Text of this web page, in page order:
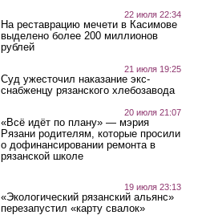
22 июля 22:34
На реставрацию мечети в Касимове
выделено более 200 миллионов
рублей
21 июля 19:25
Суд ужесточил наказание экс-
снабженцу рязанского хлебозавода
20 июля 21:07
«Всё идёт по плану» — мэрия
Рязани родителям, которые просили
о дофинансировании ремонта в
рязанской школе
19 июля 23:13
«Экологический рязанский альянс»
перезапустил «карту свалок»